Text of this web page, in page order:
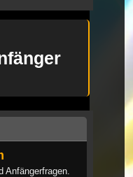
Anfängerfragen.